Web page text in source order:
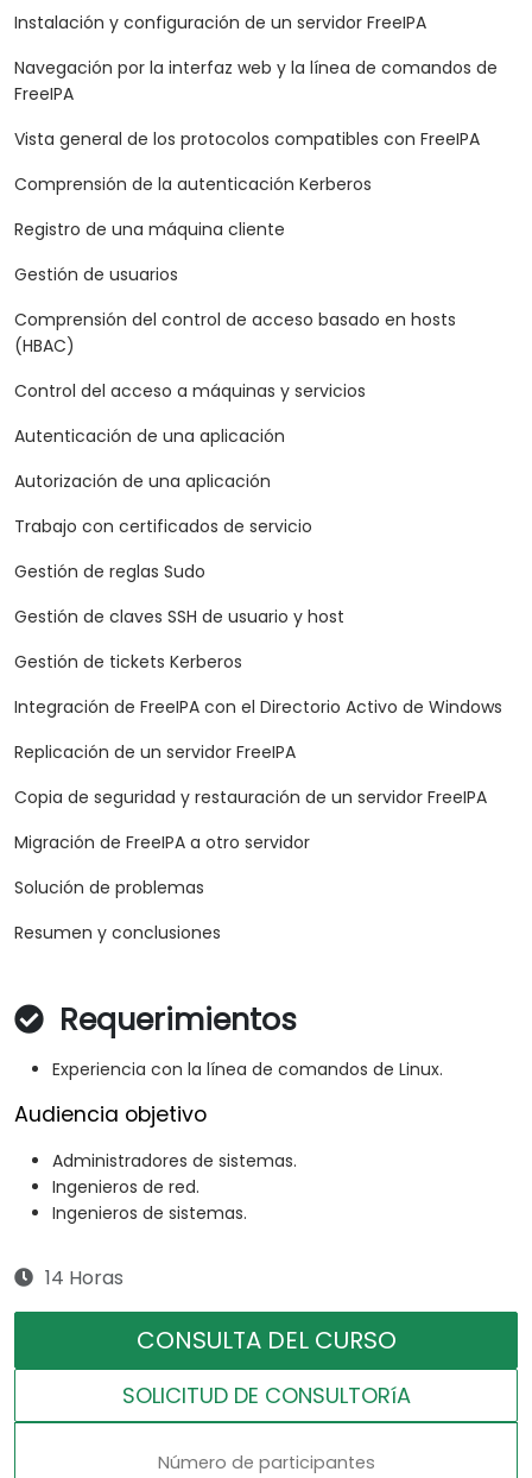
Instalación y configuración de un servidor FreeIPA
Navegación por la interfaz web y la línea de comandos de
FreeIPA
Vista general de los protocolos compatibles con FreeIPA
Comprensión de la autenticación Kerberos
Registro de una máquina cliente
Gestión de usuarios
Comprensión del control de acceso basado en hosts
(HBAC)
Control del acceso a máquinas y servicios
Autenticación de una aplicación
Autorización de una aplicación
Trabajo con certificados de servicio
Gestión de reglas Sudo
Gestión de claves SSH de usuario y host
Gestión de tickets Kerberos
Integración de FreeIPA con el Directorio Activo de Windows
Replicación de un servidor FreeIPA
Copia de seguridad y restauración de un servidor FreeIPA
Migración de FreeIPA a otro servidor
Solución de problemas
Resumen y conclusiones
Requerimientos
Experiencia con la línea de comandos de Linux.
Audiencia objetivo
Administradores de sistemas.
Ingenieros de red.
Ingenieros de sistemas.
14 Horas
CONSULTA DEL CURSO
SOLICITUD DE CONSULTORíA
Número de participantes